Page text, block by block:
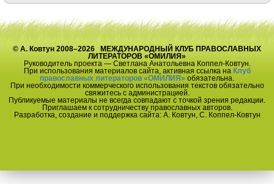
© А. Ковтун 2008–2026 МЕЖДУНАРОДНЫЙ КЛУБ ПРАВОСЛАВНЫХ
ЛИТЕРАТОРОВ «ОМИЛИЯ»
Руководитель проекта — Светлана Анатольевна Коппел-Ковтун.
При использования материалов сайта, активная ссылка на Клуб
православных литераторов «ОМИЛИЯ» обязательна.
При необходимости коммерческого использования текстов обязательно
свяжитесь с администрацией.
Публикуемые материалы не всегда совпадают с точкой зрения редакции.
Приглашаем к сотрудничеству православных авторов.
Разработка, создание и поддержка сайта: А. Ковтун, С. Коппел-Ковтун